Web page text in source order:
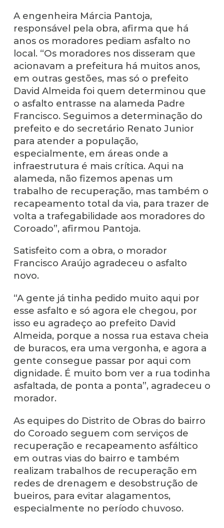
A engenheira Márcia Pantoja,
responsável pela obra, afirma que há
anos os moradores pediam asfalto no
local. “Os moradores nos disseram que
acionavam a prefeitura há muitos anos,
em outras gestões, mas só o prefeito
David Almeida foi quem determinou que
o asfalto entrasse na alameda Padre
Francisco. Seguimos a determinação do
prefeito e do secretário Renato Junior
para atender a população,
especialmente, em áreas onde a
infraestrutura é mais crítica. Aqui na
alameda, não fizemos apenas um
trabalho de recuperação, mas também o
recapeamento total da via, para trazer de
volta a trafegabilidade aos moradores do
Coroado”, afirmou Pantoja.
Satisfeito com a obra, o morador
Francisco Araújo agradeceu o asfalto
novo.
“A gente já tinha pedido muito aqui por
esse asfalto e só agora ele chegou, por
isso eu agradeço ao prefeito David
Almeida, porque a nossa rua estava cheia
de buracos, era uma vergonha, e agora a
gente consegue passar por aqui com
dignidade. É muito bom ver a rua todinha
asfaltada, de ponta a ponta”, agradeceu o
morador.
As equipes do Distrito de Obras do bairro
do Coroado seguem com serviços de
recuperação e recapeamento asfáltico
em outras vias do bairro e também
realizam trabalhos de recuperação em
redes de drenagem e desobstrução de
bueiros, para evitar alagamentos,
especialmente no período chuvoso.